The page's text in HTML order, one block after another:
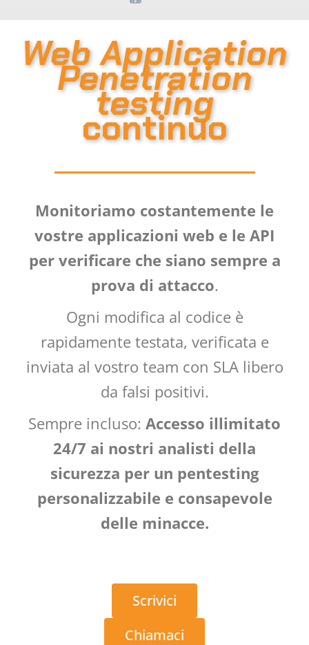
Web Application
Penetration
testing
continuo
Monitoriamo costantemente le
vostre applicazioni web e le API
per verificare che siano sempre a
prova di attacco.
Ogni modifica al codice è
rapidamente testata, verificata e
inviata al vostro team con SLA libero
da falsi positivi.
Sempre incluso: Accesso illimitato
24/7 ai nostri analisti della
sicurezza per un pentesting
personalizzabile e consapevole
delle minacce.
Scrivici
Chiamaci